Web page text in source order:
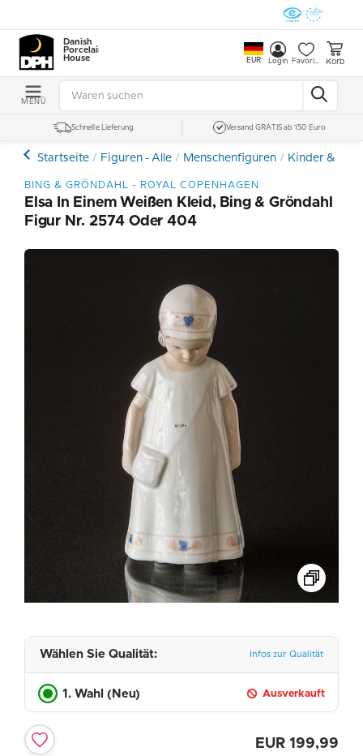
Danish
Porcelain
House
EUR Login Favoriten Korb
MENÜ
Schnelle Lieferung Versand GRATIS ab 150 Euro
Startseite Figuren - Alle Menschenfiguren Kinder &
BING & GRÖNDAHL - ROYAL COPENHAGEN
Elsa In Einem Weißen Kleid, Bing & Gröndahl
Figur Nr. 2574 Oder 404
Wählen Sie Qualität: Infos zur Qualität
1. Wahl (Neu) Ausverkauft
EUR 199,99